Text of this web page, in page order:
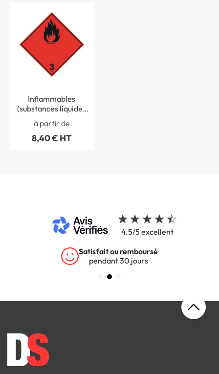
Inflammables
(substances liquides
inflammables) ADR 3
à partir de
8,40 € HT
4.5/5 excellent
Satisfait ou remboursé
pendant 30 jours